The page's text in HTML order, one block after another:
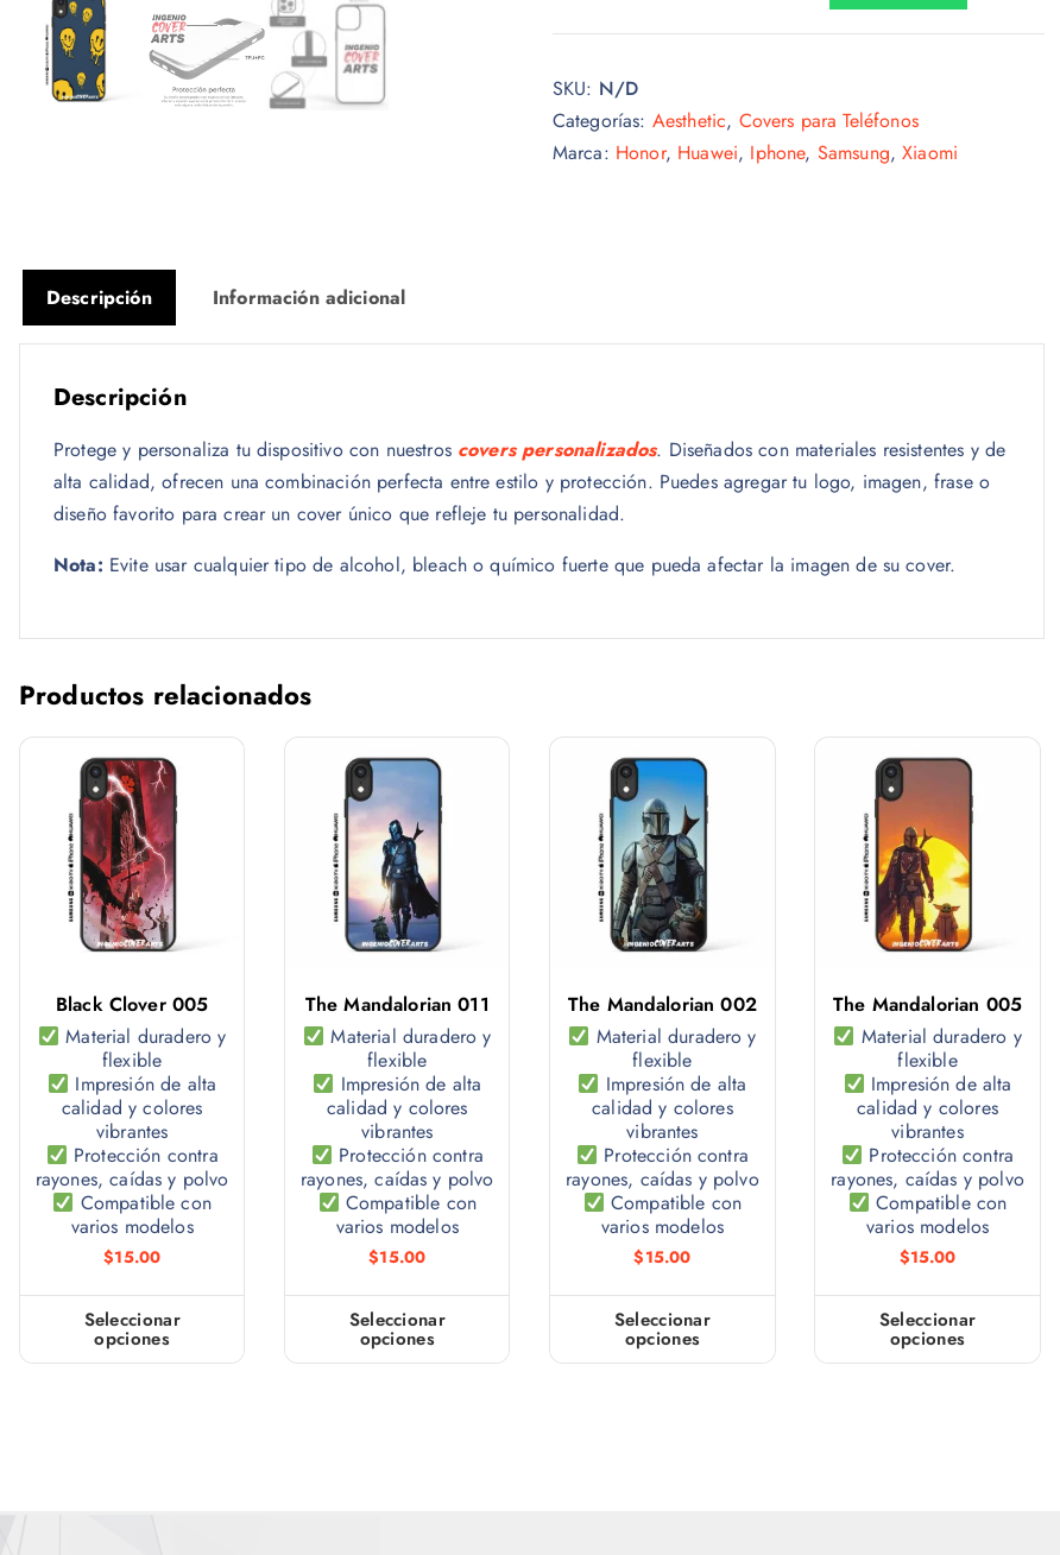
SKU: N/D
Categorías: Aesthetic, Covers para Teléfonos
Marca: Honor, Huawei, Iphone, Samsung,Xiaomi
Descripción Información adicional
Descripción
Protege y personaliza tu dispositivo con nuestros covers personalizados. Diseñados con materiales resistentes y de
alta calidad, ofrecen una combinación perfecta entre estilo y protección. Puedes agregar tu logo, imagen, frase o
diseño favorito para crear un cover único que refleje tu personalidad.
Nota: Evite usar cualquier tipo de alcohol, bleach o químico fuerte que pueda afectar la imagen de su cover.
Productos relacionados
Black Clover 005
Material duradero y
flexible
Impresión de alta
calidad y colores
vibrantes
Protección contra
rayones, caídas y polvo
Compatible con
varios modelos
$15.00
Seleccionar
opciones
E
The Mandalorian 011
Material duradero y
flexible
Impresión de alta
calidad y colores
vibrantes
Protección contra
rayones, caídas y polvo
Compatible con
varios modelos
$15.00
Seleccionar
opciones
E
The Mandalorian 002
Material duradero y
flexible
Impresión de alta
calidad y colores
vibrantes
Protección contra
rayones, caídas y polvo
Compatible con
varios modelos
$15.00
Seleccionar
opciones
E
The Mandalorian 005
Material duradero y
flexible
Impresión de alta
calidad y colores
vibrantes
Protección contra
rayones, caídas y polvo
Compatible con
varios modelos
$15.00
Seleccionar
opciones
E